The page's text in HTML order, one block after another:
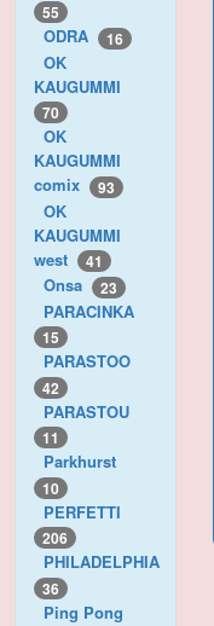
55
ODRA 16
OK
KAUGUMMI
70
OK
KAUGUMMI
comix
93
OK
KAUGUMMI
west
41
Onsa 23
PARACINKA
15
PARASTOO
42
PARASTOU
11
Parkhurst
10
PERFETTI
206
PHILADELPHIA
36
Ping Pong